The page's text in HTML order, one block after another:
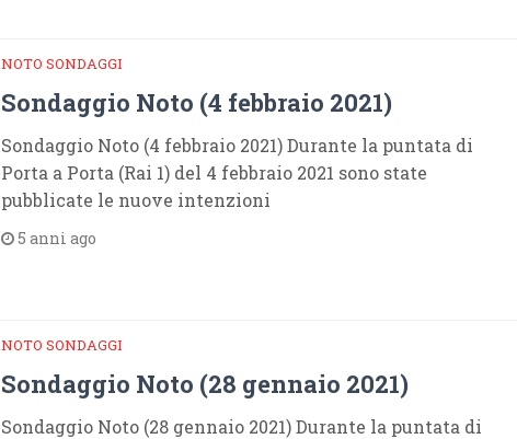
NOTO SONDAGGI
Sondaggio Noto (4 febbraio 2021)
Sondaggio Noto (4 febbraio 2021) Durante la puntata di
Porta a Porta (Rai 1) del 4 febbraio 2021 sono state
pubblicate le nuove intenzioni
5 anni ago
NOTO SONDAGGI
Sondaggio Noto (28 gennaio 2021)
Sondaggio Noto (28 gennaio 2021) Durante la puntata di